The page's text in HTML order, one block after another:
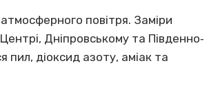
повітря. Заміри
Дніпровському та Південно‐
діоксид азоту, аміак та